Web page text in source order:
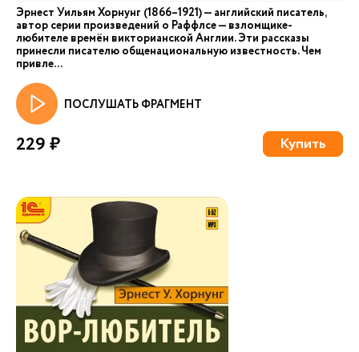
Эрнест Уильям Хорнунг (1866–1921) — английский писатель,
автор серии произведений о Раффлсе — взломщике-
любителе времён викторианской Англии. Эти рассказы
принесли писателю общенациональную известность. Чем
привле...
ПОСЛУШАТЬ ФРАГМЕНТ
229 ₽ Купить